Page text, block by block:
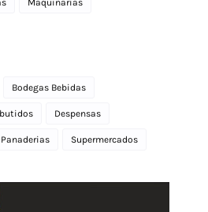
Maquinarias
Bodegas Bebidas
Despensas
Panaderias Supermercados